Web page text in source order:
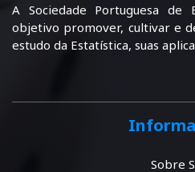
A Sociedade Portuguesa de
objetivo promover, cultivar e
estudo da Estatística, suas
Sobre